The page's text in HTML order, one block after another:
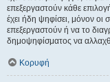
επεξεργαστούν κάθε
έχει ήδη ψηφίσει, μόνον οι
επεξεργαστούν ή να το
δημοψηφίσματος να
Κορυφή